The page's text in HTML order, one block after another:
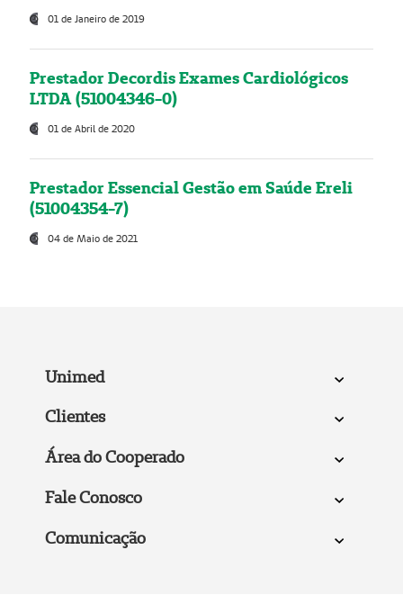
01 de Janeiro de 2019
Prestador Decordis Exames Cardiológicos
LTDA (51004346-0)
01 de Abril de 2020
Prestador Essencial Gestão em Saúde Ereli
(51004354-7)
04 de Maio de 2021
Unimed
Clientes
Área do Cooperado
Fale Conosco
Comunicação